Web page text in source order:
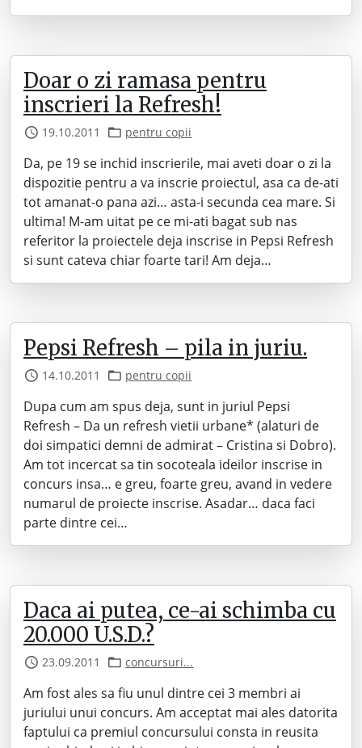
Doar o zi ramasa pentru
inscrieri la Refresh!
19.10.2011 pentru copii
Da, pe 19 se inchid inscrierile, mai aveti doar o zi la
dispozitie pentru a va inscrie proiectul, asa ca de-ati
tot amanat-o pana azi… asta-i secunda cea mare. Si
ultima! M-am uitat pe ce mi-ati bagat sub nas
referitor la proiectele deja inscrise in Pepsi Refresh
si sunt cateva chiar foarte tari! Am deja…
Pepsi Refresh – pila in juriu.
14.10.2011 pentru copii
Dupa cum am spus deja, sunt in juriul Pepsi
Refresh – Da un refresh vietii urbane* (alaturi de
doi simpatici demni de admirat – Cristina si Dobro).
Am tot incercat sa tin socoteala ideilor inscrise in
concurs insa… e greu, foarte greu, avand in vedere
numarul de proiecte inscrise. Asadar… daca faci
parte dintre cei…
Daca ai putea, ce-ai schimba cu
20.000 U.S.D.?
23.09.2011 concursuri...
Am fost ales sa fiu unul dintre cei 3 membri ai
juriului unui concurs. Am acceptat mai ales datorita
faptului ca premiul concursului consta in reusita